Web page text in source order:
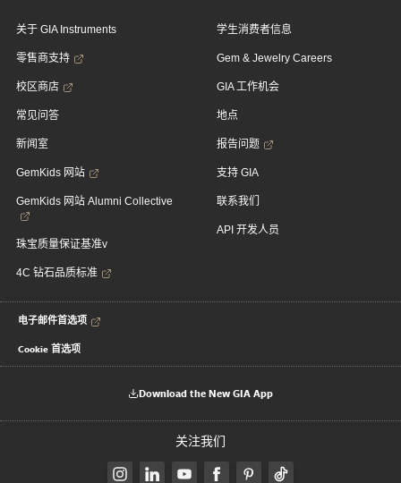
关于 GIA Instruments
零售商支持
校区商店
常见问答
新闻室
GemKids 网站
GemKids 网站 Alumni Collective
珠宝质量保证基准v
4C 钻石品质标准
学生消费者信息
Gem & Jewelry Careers
GIA 工作机会
地点
报告问题
支持 GIA
联系我们
API 开发人员
电子邮件首选项
Cookie 首选项
Download the New GIA App
关注我们